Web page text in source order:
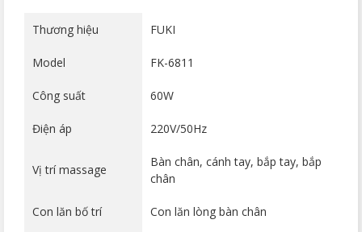
Thương hiệu FUKI
Model FK-6811
Công suất 60W
Điện áp 220V/50Hz
Vị trí massage
Bàn chân, cánh tay, bắp tay, bắp
chân
Con lăn bố trí Con lăn lòng bàn chân